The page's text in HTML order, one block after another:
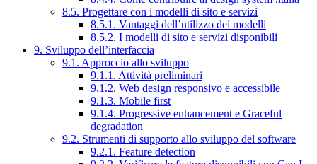
8.5. Progettare con i modelli di sito e servizi
8.5.1. Vantaggi dell’utilizzo dei modelli
8.5.2. I modelli di sito e servizi disponibili
9. Sviluppo dell’interfaccia
9.1. Approccio allo sviluppo
9.1.1. Attività preliminari
9.1.2. Web design responsivo e accessibile
9.1.3. Mobile first
9.1.4. Progressive enhancement e Graceful
degradation
9.2. Strumenti di supporto allo sviluppo del software
9.2.1. Feature detection